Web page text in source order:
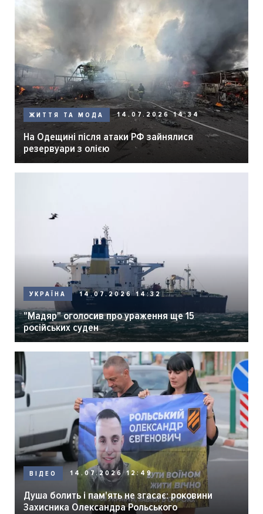
ЖИТТЯ ТА МОДА 14.07.2026 14:34
На Одещині після атаки РФ зайнялися
резервуари з олією
УКРАЇНА 14.07.2026 14:32
"Мадяр" оголосив про ураження ще 15
російських суден
ВІДЕО 14.07.2026 12:49
Душа болить і пам'ять не згасає: роковини
Захисника Олександра Рольського